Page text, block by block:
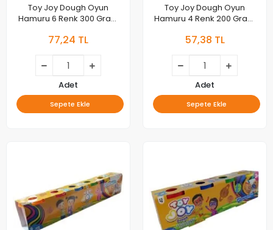
Toy Joy Dough Oyun
Hamuru 6 Renk 300 Gram
77,24 TL
Adet
Sepete Ekle
Toy Joy Dough Oyun
Hamuru 4 Renk 200 Gram
57,38 TL
Adet
Sepete Ekle